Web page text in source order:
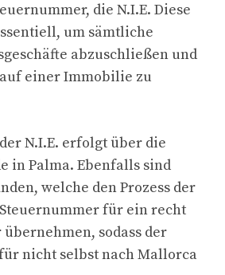
die N.I.E. Diese
um sämtliche
abzuschließen und
einer Immobilie zu
N.I.E. erfolgt über die
in Palma. Ebenfalls sind
welche den Prozess der
für ein recht
sodass der
nicht selbst nach Mallorca